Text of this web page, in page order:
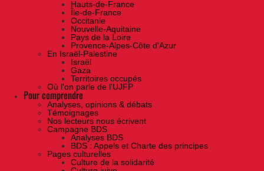
Hauts-de-France
Île-de-France
Occitanie
Nouvelle-Aquitaine
Pays de la Loire
Provence-Alpes-Côte d'Azur
En Israël-Palestine
Israël
Gaza
Territoires occupés
Où l'on parle de l'UJFP
Pour comprendre
Analyses, opinions & débats
Témoignages
Nos lecteurs nous écrivent
Campagne BDS
Analyses BDS
BDS : Appels et Charte des principes
Pages culturelles
Culture de la solidarité